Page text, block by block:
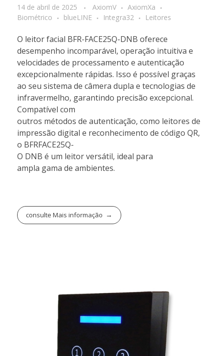
14 de abril de 2025 AxiomV
AxiomXa
Biométrico
blueLINE Integra32 Leitores
O leitor facial BFR-FACE25Q-DNB oferece
desempenho incomparável, operação intuitiva e
velocidades de processamento e autenticação
excepcionalmente rápidas. Isso é possível graças
ao seu sistema de câmera dupla e tecnologias de
infravermelho, garantindo precisão excepcional.
Compatível com
outros métodos de autenticação, como leitores de
impressão digital e reconhecimento de código QR,
o BFRFACE25Q-
O DNB é um leitor versátil, ideal para
ampla gama de ambientes.
consulte Mais informação